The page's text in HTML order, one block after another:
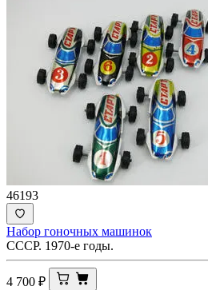
46193
Набор гоночных машинок
СССР. 1970-е годы.
4 700 ₽